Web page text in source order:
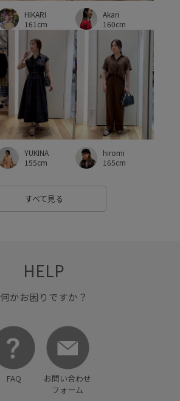
重ね着に重宝 高級感
HIKARI
161cm
Akari
160cm
YUKINA
155cm
hiromi
165cm
すべて見る
HELP
何かお困りですか？
FAQ
お問い合わせ
フォーム